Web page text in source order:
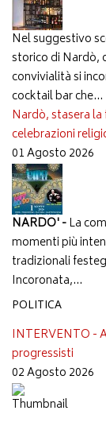
Nel suggestivo
storico di Nardò,
convivialità si
cocktail bar che...
Nardò, stasera
celebrazioni
01 Agosto 2026
NARDO' -La
momenti più
tradizionali
Incoronata,...
POLITICA
INTERVENTO -
progressisti
02 Agosto 2026